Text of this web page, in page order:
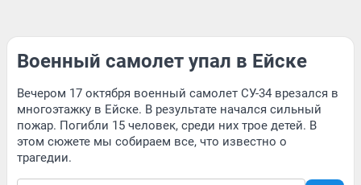
Военный самолет упал в Ейске
Вечером 17 октября военный самолет СУ-34 врезался в
многоэтажку в Ейске. В результате начался сильный
пожар. Погибли 15 человек, среди них трое детей. В
этом сюжете мы собираем все, что известно о
трагедии.